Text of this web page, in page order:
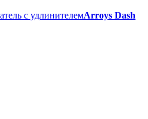
с удлинителемArroys Dash